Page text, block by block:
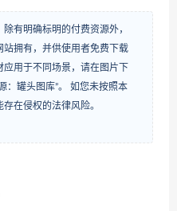
有明确标明的付费资源外，
拥有，并供使用者免费下载
用于不同场景，请在图片下
：罐头图库”。 如您未按照本
在侵权的法律风险。